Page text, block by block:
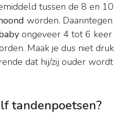
tussen de 8 en 10
worden. Daarintegen
ongeveer 4 tot 6 keer
Maak je dus niet druk
dat hij/zij ouder wordt
tandenpoetsen?